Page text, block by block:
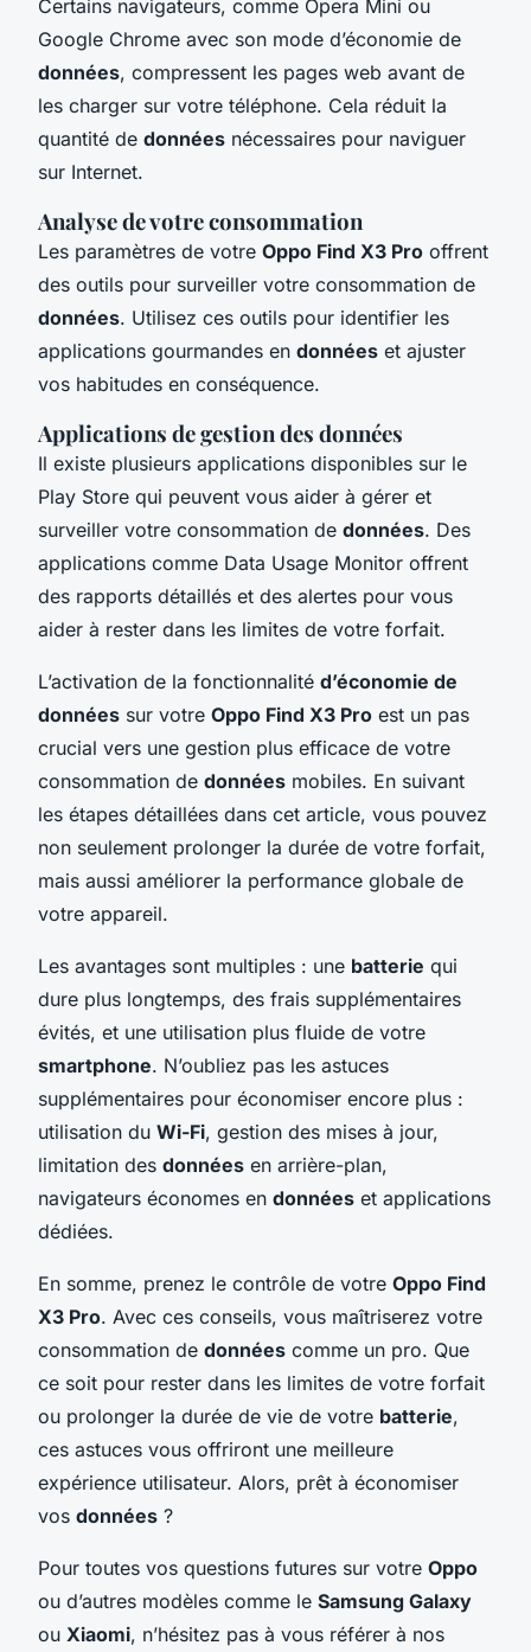
Certains navigateurs, comme Opera Mini ou
Google Chrome avec son mode d’économie de
données, compressent les pages web avant de
les charger sur votre téléphone. Cela réduit la
quantité de données nécessaires pour naviguer
sur Internet.
Analyse de votre consommation
Les paramètres de votre Oppo Find X3 Pro offrent
des outils pour surveiller votre consommation de
données. Utilisez ces outils pour identifier les
applications gourmandes en données et ajuster
vos habitudes en conséquence.
Applications de gestion des données
Il existe plusieurs applications disponibles sur le
Play Store qui peuvent vous aider à gérer et
surveiller votre consommation de données. Des
applications comme Data Usage Monitor offrent
des rapports détaillés et des alertes pour vous
aider à rester dans les limites de votre forfait.
L’activation de la fonctionnalité d’économie de
données sur votre Oppo Find X3 Pro est un pas
crucial vers une gestion plus efficace de votre
consommation de données mobiles. En suivant
les étapes détaillées dans cet article, vous pouvez
non seulement prolonger la durée de votre forfait,
mais aussi améliorer la performance globale de
votre appareil.
Les avantages sont multiples : une batterie qui
dure plus longtemps, des frais supplémentaires
évités, et une utilisation plus fluide de votre
smartphone. N’oubliez pas les astuces
supplémentaires pour économiser encore plus :
utilisation du Wi-Fi, gestion des mises à jour,
limitation des données en arrière-plan,
navigateurs économes en données et applications
dédiées.
En somme, prenez le contrôle de votre Oppo Find
X3 Pro. Avec ces conseils, vous maîtriserez votre
consommation de données comme un pro. Que
ce soit pour rester dans les limites de votre forfait
ou prolonger la durée de vie de votre batterie,
ces astuces vous offriront une meilleure
expérience utilisateur. Alors, prêt à économiser
vos données ?
Pour toutes vos questions futures sur votre Oppo
ou d’autres modèles comme le Samsung Galaxy
ou Xiaomi, n’hésitez pas à vous référer à nos